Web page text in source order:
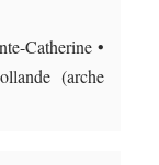
Catherine •
(arche